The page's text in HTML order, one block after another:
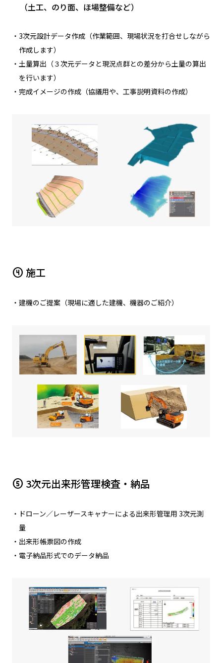
（土工、のり面、ほ場整備など）
・3次元設計データ作成（作業範囲、現場状況を打合せしながら
作成します）
・土量算出（３次元データと現況点群との差分から土量の算出
を行います）
・完成イメージの作成（協議用や、工事説明資料の作成）
counter_4 施工
・建機のご提案（現場に適した建機、機器のご紹介）
counter_5 3次元出来形管理検査・納品
・ドローン／レーザースキャナーによる出来形管理用 3次元測
量
・出来形帳票図の作成
・電子納品形式でのデータ納品